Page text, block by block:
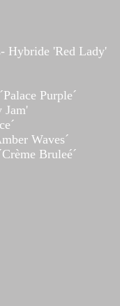
Hybride 'Red Lady'
Purple´
Jam'
Waves´
Bruleé´